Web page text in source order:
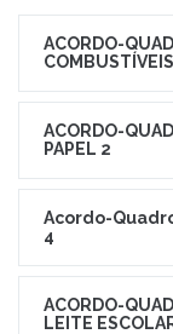
ACORDO-
ACORDO-
PAPEL 2
Acordo-
4
ACORDO-
LEITE